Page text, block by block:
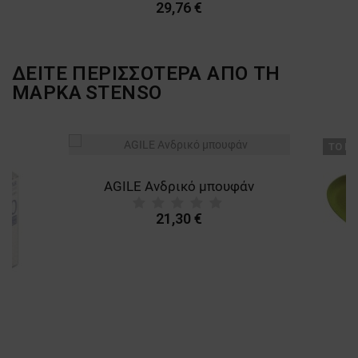
29,76 €
ΔΕΙΤΕ ΠΕΡΙΣΣΟΤΕΡΑ ΑΠΟ ΤΗ
ΜΑΡΚΑ STENSO
AGILE Ανδρικό μπουφάν
21,30 €